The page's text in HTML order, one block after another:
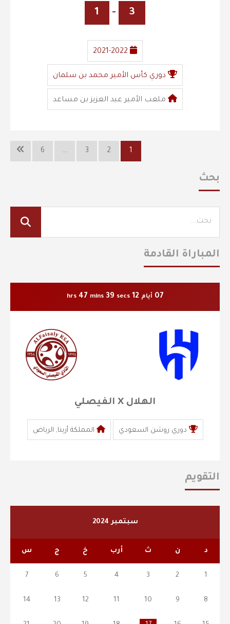
3
-
1
2021-2022
دوري كأس الأمير محمد بن سلمان
ملعب الأمير عبد العزيز بن مساعد
1
2
3
…
6
بحث
المباراة القادمة
07 أيام 12
hrs 47 mins 38 secs
الهلال X الفيصلي
دوري روشن السعودي المملكة أرينا, الرياض
التقويم
سبتمبر 2024
د ن ث أرب خ ج س
1
2
3
4
5
6
7
8
9
10
11
12
13
14